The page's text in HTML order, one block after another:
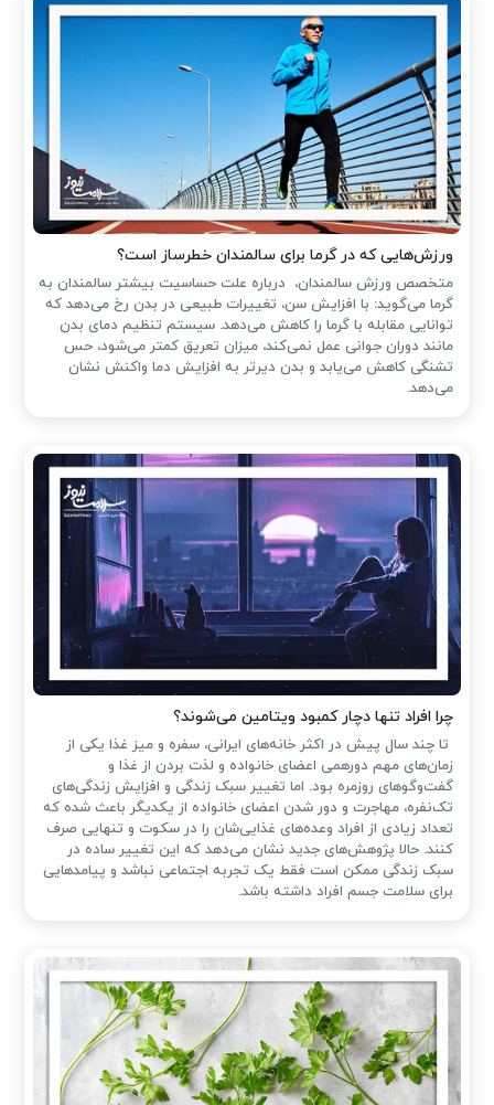
ورزش‌هایی که در گرما برای سالمندان خطرساز است؟
متخصص ورزش سالمندان، درباره علت حساسیت بیشتر سالمندان به
گرما می‌گوید: با افزایش سن، تغییرات طبیعی در بدن رخ می‌دهد که
توانایی مقابله با گرما را کاهش می‌دهد. سیستم تنظیم دمای بدن
مانند دوران جوانی عمل نمی‌کند، میزان تعریق کمتر می‌شود، حس
تشنگی کاهش می‌یابد و بدن دیرتر به افزایش دما واکنش نشان
می‌دهد.
چرا افراد تنها دچار کمبود ویتامین می‌شوند؟
تا چند سال پیش در اکثر خانه‌های ایرانی، سفره و میز غذا یکی از
زمان‌های مهم دورهمی اعضای خانواده و لذت بردن از غذا و
گفت‌وگوهای روزمره بود. اما تغییر سبک زندگی و افزایش زندگی‌های
تک‌نفره، مهاجرت و دور شدن اعضای خانواده از یکدیگر باعث شده که
تعداد زیادی از افراد وعده‌های غذایی‌شان را در سکوت و تنهایی صرف
کنند. حالا پژوهش‌های جدید نشان می‌دهد که این تغییر ساده در
سبک زندگی ممکن است فقط یک تجربه اجتماعی نباشد و پیامدهایی
برای سلامت جسم افراد داشته باشد.